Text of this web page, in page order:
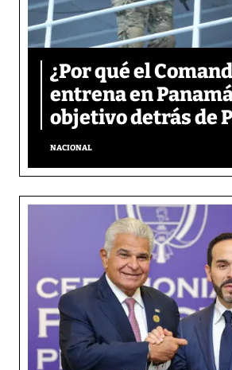
¿Por qué el
entrena en
objetivo detrás de
NACIONAL